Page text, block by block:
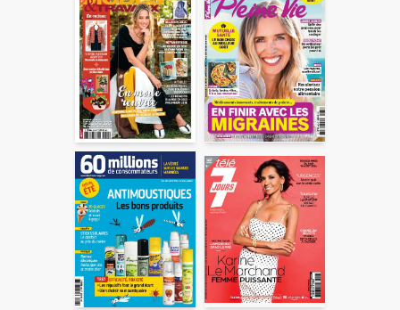
ENVOYER
En partageant du contenu, vous acceptez que ces
informations soient traitées par ADLPartner (groupe
Dékuple), responsable de traitement, pour donner suite à
votre demande de recommandation auprès de votre ami.
Vous certifiez également ne pas envoyer d’email indésirable.
Votre adresse email et celle de votre ami ne sont utilisées que
pour cet envoi à la suite duquel elles seront
automatiquement supprimées. Pour en savoir plus, consultez
notre rubrique "Données personnelles".